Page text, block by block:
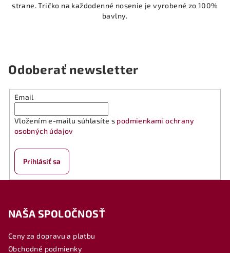
strane. Tričko na každodenné nosenie je vyrobené zo 100%
bavlny.
Odoberať newsletter
Email
Vložením e-mailu súhlasíte s podmienkami ochrany
osobných údajov
Prihlásiť sa
NAŠA SPOLOČNOSŤ
Ceny za dopravu a platbu
Obchodné podmienky